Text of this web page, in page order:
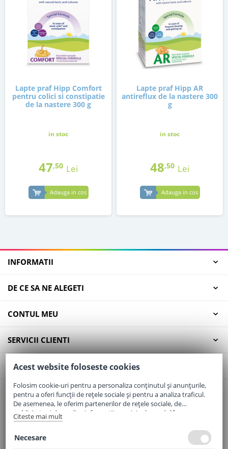
Lapte praf Hipp Comfort
pentru colici si constipatie
de la nastere 300 g
in stoc
47,50 Lei
Adauga in cos
Lapte praf Hipp AR
antireflux de la nastere 300
g
in stoc
48,50 Lei
Adauga in cos
INFORMATII
DE CE SA NE ALEGETI
CONTUL MEU
SERVICII CLIENTI
CONTACT
Email:office@elaptepraf.ro
Telefon:0745-964-449
Adresa:Sos. Borsului, Nr. 20, Oradea, Jud. Bihor
Acest website foloseste cookies
Folosim cookie-uri pentru a personaliza conținutul și anunțurile,
pentru a oferi funcții de rețele sociale și pentru a analiza traficul.
De asemenea, le oferim partenerilor de rețele sociale, de
publicitate și de analize informații cu privire la modul în care
folosiți site-ul nostru. Aceștia le pot combina cu alte informații
Citeste mai mult
Necesare